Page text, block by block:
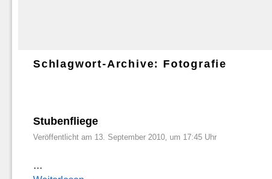
Schlagwort-Archive: Fotografie
Stubenfliege
Veröffentlicht am 13. September 2010, um 17:45 Uhr
…